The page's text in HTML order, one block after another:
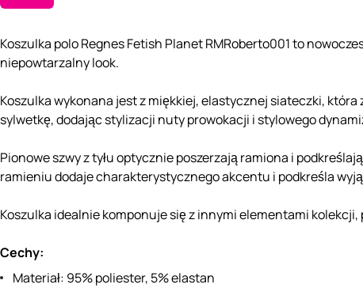
Koszulka polo Regnes Fetish Planet RMRoberto001 to
niepowtarzalny look.
Koszulka wykonana jest z miękkiej, elastycznej siateczki,
sylwetkę, dodając stylizacji nuty prowokacji i stylowego
Pionowe szwy z tyłu optycznie poszerzają ramiona i
ramieniu dodaje charakterystycznego akcentu i podkreśla
Koszulka idealnie komponuje się z innymi elementami
Cechy:
Materiał: 95% poliester, 5% elastan